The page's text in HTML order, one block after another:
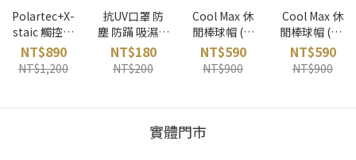
Polartec+X-
staic 觸控保
暖手套 (黑)
SNOWTRAVE
L 台灣
NT$890
NT$1,200
抗UV口罩 防
塵 防蹣 吸濕排
汗 藍色
SNOWTRAVE
L 台灣
NT$180
NT$200
Cool Max 休
閒棒球帽 (深
藍)
SNOWTRAVE
L 台灣
NT$590
NT$900
Cool Max 休
閒棒球帽 (粉)
SNOWTRAVE
L 台灣
NT$590
NT$900
實體門市